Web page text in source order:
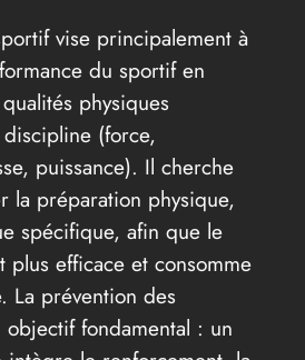
vise principalement à
du sportif en
physiques
(force,
puissance). Il cherche
la préparation physique,
spécifique, afin que le
plus efficace et consomme
La prévention des
objectif fondamental : un